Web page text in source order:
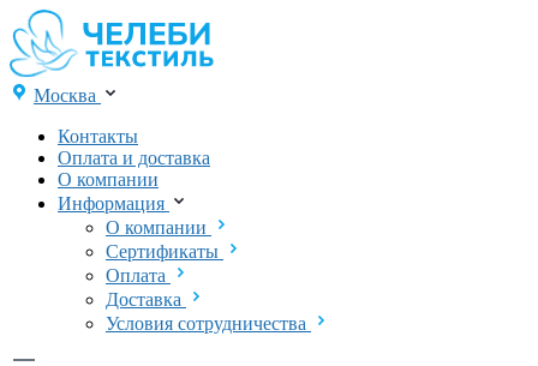
Москва
Контакты
Оплата и доставка
О компании
Информация
О компании
Сертификаты
Оплата
Доставка
Условия сотрудничества